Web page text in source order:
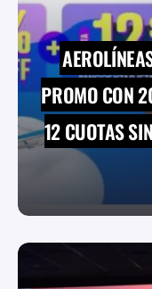
PROMO CON
12 CUOTAS